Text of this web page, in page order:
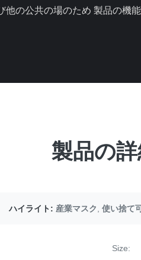
他の公共の場のため 製品の機
製品の
ハイライト: 産業マスク 使い捨て
Size: